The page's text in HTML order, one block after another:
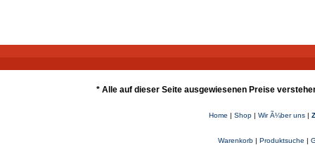
* Alle auf dieser Seite ausgewiesenen Preise
Home | Shop| Wir Ã¼ber uns|
Warenkorb| Produktsuche |